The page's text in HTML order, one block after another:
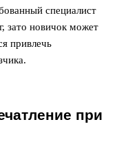
специалист
зато новичок может
привлечь
при